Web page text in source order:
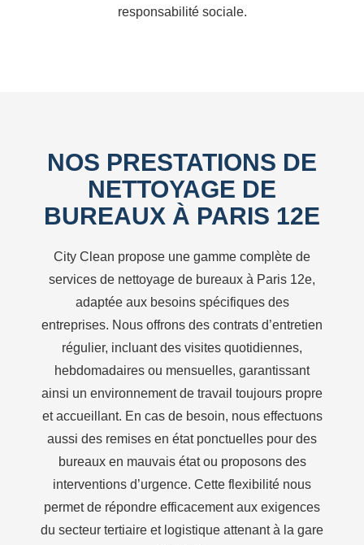
responsabilité sociale.
NOS PRESTATIONS DE
NETTOYAGE DE
BUREAUX À PARIS 12E
City Clean propose une gamme complète de
services de nettoyage de bureaux à Paris 12e,
adaptée aux besoins spécifiques des
entreprises. Nous offrons des contrats d’entretien
régulier, incluant des visites quotidiennes,
hebdomadaires ou mensuelles, garantissant
ainsi un environnement de travail toujours propre
et accueillant. En cas de besoin, nous effectuons
aussi des remises en état ponctuelles pour des
bureaux en mauvais état ou proposons des
interventions d’urgence. Cette flexibilité nous
permet de répondre efficacement aux exigences
du secteur tertiaire et logistique attenant à la gare